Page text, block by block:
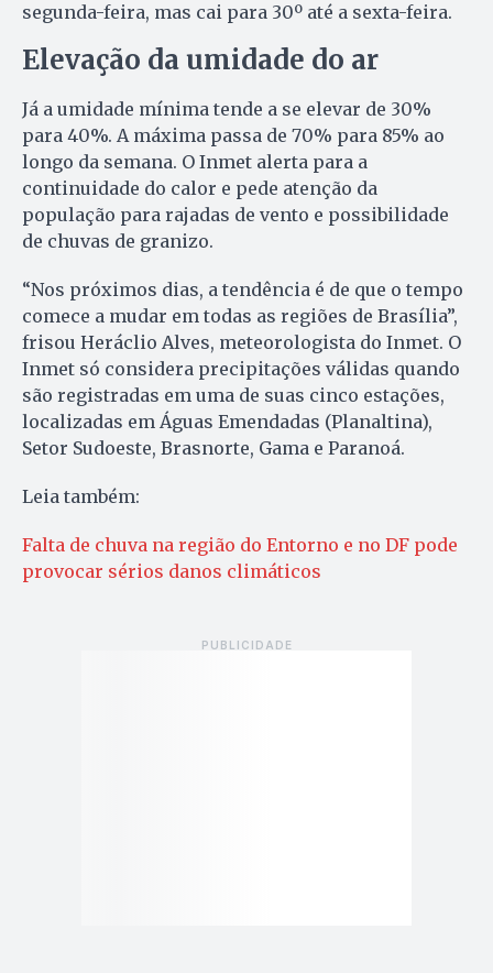
segunda-feira, mas cai para 30º até a sexta-feira.
Elevação da umidade do ar
Já a umidade mínima tende a se elevar de 30%
para 40%. A máxima passa de 70% para 85% ao
longo da semana. O Inmet alerta para a
continuidade do calor e pede atenção da
população para rajadas de vento e possibilidade
de chuvas de granizo.
“Nos próximos dias, a tendência é de que o tempo
comece a mudar em todas as regiões de Brasília”,
frisou Heráclio Alves, meteorologista do Inmet. O
Inmet só considera precipitações válidas quando
são registradas em uma de suas cinco estações,
localizadas em Águas Emendadas (Planaltina),
Setor Sudoeste, Brasnorte, Gama e Paranoá.
Leia também:
Falta de chuva na região do Entorno e no DF pode
provocar sérios danos climáticos